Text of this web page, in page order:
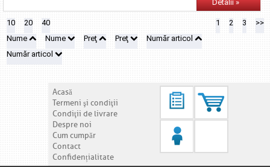
Detalii »
1 2 3 >>
10 20
40
Nume
Nume Preţ Preţ
Număr articol
Număr articol
Acasă
Termeni şi condiţii
Condiţii de livrare
Despre noi
Cum cumpăr
Contact
Confidențialitate